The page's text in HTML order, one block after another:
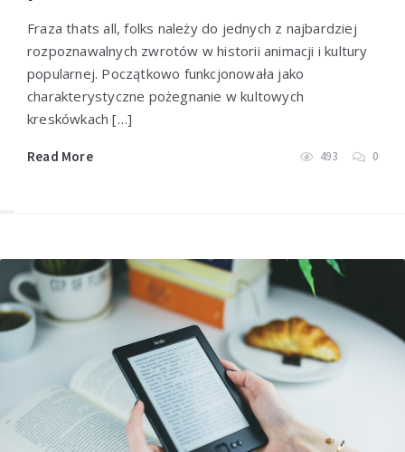
Fraza thats all, folks należy do jednych z najbardziej
rozpoznawalnych zwrotów w historii animacji i kultury
popularnej. Początkowo funkcjonowała jako
charakterystyczne pożegnanie w kultowych
kreskówkach […]
Read More 493 0